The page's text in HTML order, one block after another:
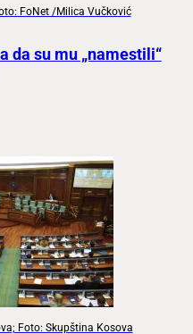
FoNet /Milica Vučković
da su mu „namestili“
Foto: Skupština Kosova